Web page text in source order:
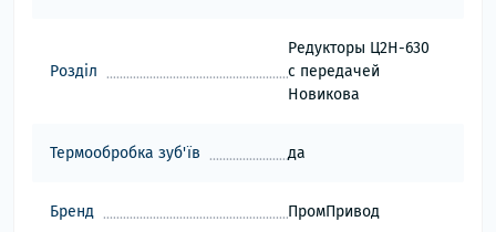
Розділ
Редукторы Ц2Н-630
с передачей
Новикова
Термообробка зуб'їв да
Бренд ПромПривод